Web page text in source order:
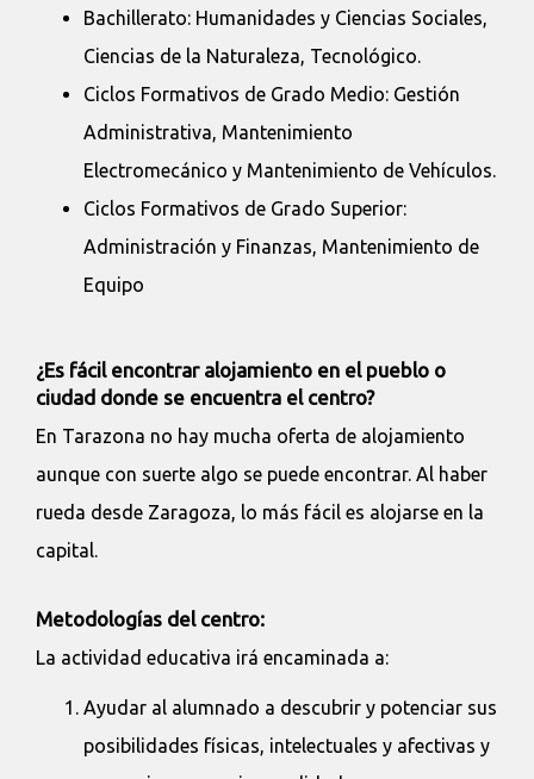
Bachillerato: Humanidades y Ciencias Sociales,
Ciencias de la Naturaleza, Tecnológico.
Ciclos Formativos de Grado Medio: Gestión
Administrativa, Mantenimiento
Electromecánico y Mantenimiento de Vehículos.
Ciclos Formativos de Grado Superior:
Administración y Finanzas, Mantenimiento de
Equipo
¿Es fácil encontrar alojamiento en el pueblo o
ciudad donde se encuentra el centro?
En Tarazona no hay mucha oferta de alojamiento
aunque con suerte algo se puede encontrar. Al haber
rueda desde Zaragoza, lo más fácil es alojarse en la
capital.
Metodologías del centro:
La actividad educativa irá encaminada a:
Ayudar al alumnado a descubrir y potenciar sus
posibilidades físicas, intelectuales y afectivas y